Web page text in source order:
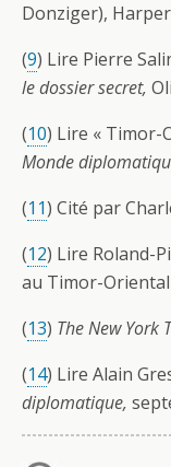
Donziger),
(9) Lire Pierre
le dossier secret,
(10) Lire « Timor-
Monde
(11) Cité par
(12) Lire Roland-
au Timor-Oriental
(13) The New York
(14) Lire Alain
diplomatique,